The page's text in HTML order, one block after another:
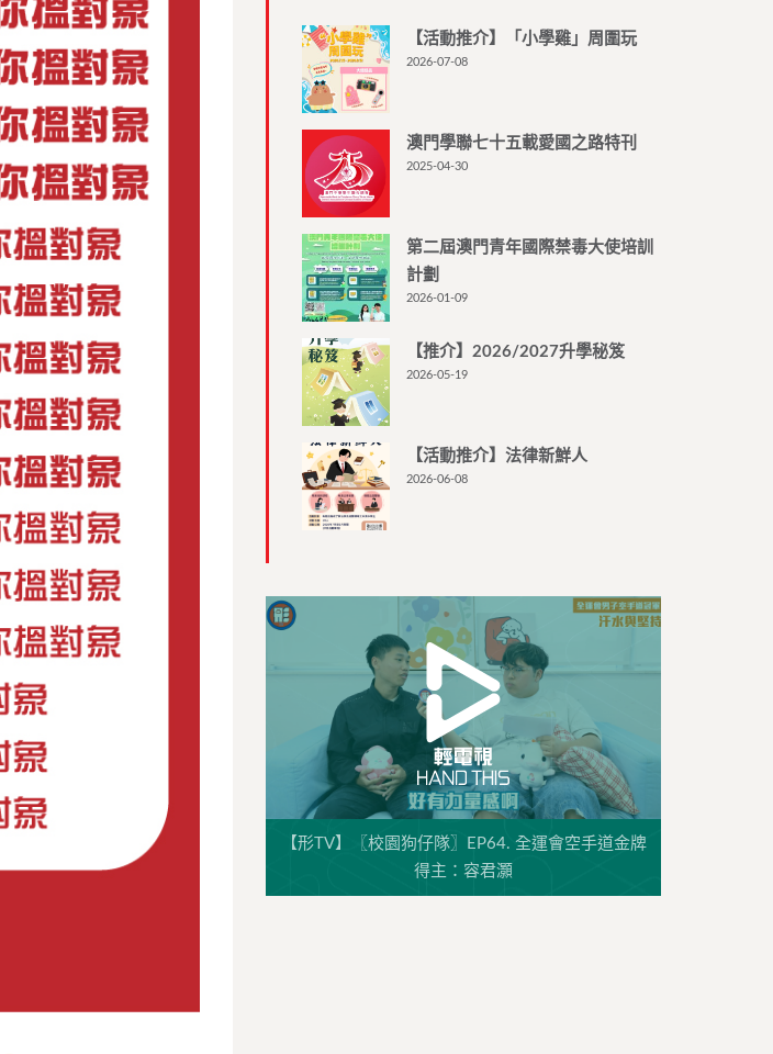
【活動推介】「小學雞」周圍玩
2026-07-08
澳門學聯七十五載愛國之路特刊
2025-04-30
第二屆澳門青年國際禁毒大使培訓
計劃
2026-01-09
【推介】2026/2027升學秘笈
2026-05-19
【活動推介】法律新鮮人
2026-06-08
【形TV】〖校園狗仔隊〗EP64. 全運會空手道金牌
得主：容君灝